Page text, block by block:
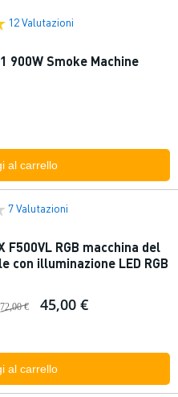
12 Valutazioni
900W Smoke Machine
al carrello
7 Valutazioni
F500VL RGB macchina del
con illuminazione LED RGB
72,00 € 45,00 €
al carrello